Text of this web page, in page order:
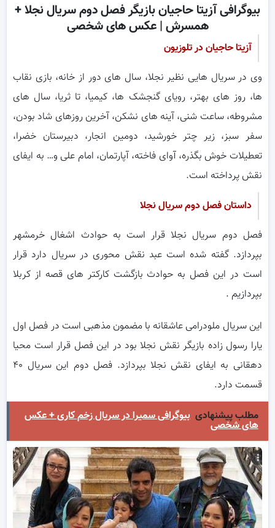
بیوگرافی آزیتا حاجیان بازیگر فصل دوم سریال نجلا +
همسرش | عکس های شخصی
آزیتا حاجیان در تلوزیون
وی در سریال هایی نظیر نجلا، سال های دور از خانه، بازی نقاب
ها، روز های بهتر، رویای گنجشک ها، کیمیا، تا ثریا، سال های
مشروطه، ساعت شنی، آینه های نشکن، آخرین روزهای شاد بودن،
سفر سبز، زیر چتر خورشید، دومین انجار، دبیرستان خضرا،
تعطیلات خوش بگذره، آوای فاخته، آپارتمان، امام علی و… به ایفای
نقش پرداخته است.
داستان فصل دوم سریال نجلا
فصل دوم سریال نجلا قرار است به حوادث اشغال خرمشهر
بپردازد. گفته شده است عبد نقش محوری در سریال دارد قرار
است در این فصل به حوادث بازگشت کارکتر های قصه از کربلا
بپردازیم .
این سریال ملودرامی عاشقانه با مضمون مذهبی است در فصل اول
یارا رسول زاده بازیگر نقش نجلا بود در این فصل قرار است محیا
دهقانی به ایفای نقش نجلا بپردازد. فصل دوم این سریال ۴۰
قسمت دارد.
مطلب پیشنهادی بیوگرافی سمیرا در سریال زخم کاری + عکس
های شخصی